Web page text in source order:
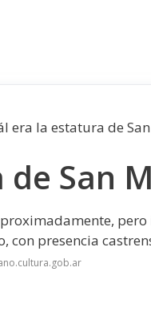
era la estatura de
San
con presencia